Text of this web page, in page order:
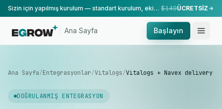
Sizin için yapılmış kurulum — standart kurulum, ekibimiz tarafından yapılır. $149ÜCRETSİZ
Ana Sayfa Başlayın
Ana Sayfa/Entegrasyonlar/Vitalogs/Vitalogs + Navex delivery
DOĞRULANMIŞ ENTEGRASYON